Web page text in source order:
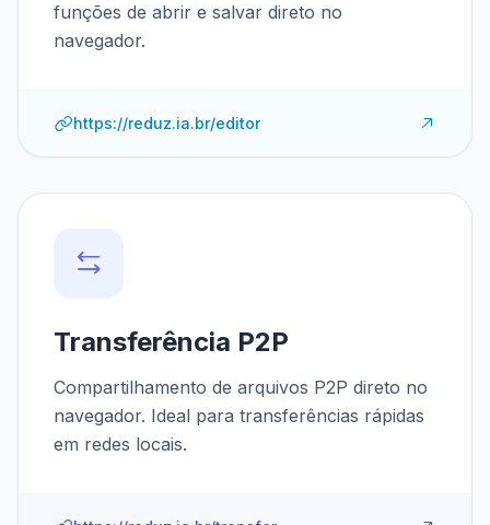
funções de abrir e salvar direto no
navegador.
https://reduz.ia.br/editor
Transferência P2P
Compartilhamento de arquivos P2P direto no
navegador. Ideal para transferências rápidas
em redes locais.